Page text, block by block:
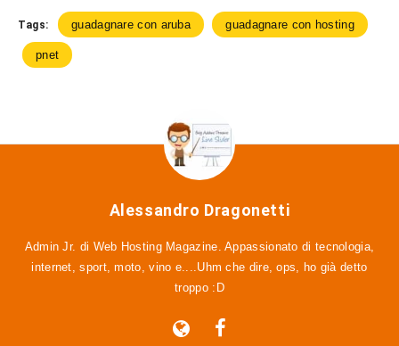
Tags: guadagnare con aruba guadagnare con hosting
pnet
Alessandro Dragonetti
Admin Jr. di Web Hosting Magazine. Appassionato di tecnologia,
internet, sport, moto, vino e....Uhm che dire, ops, ho già detto
troppo :D